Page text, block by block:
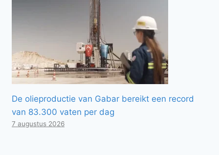
De olieproductie van Gabar bereikt een record
van 83.300 vaten per dag
7 augustus 2026